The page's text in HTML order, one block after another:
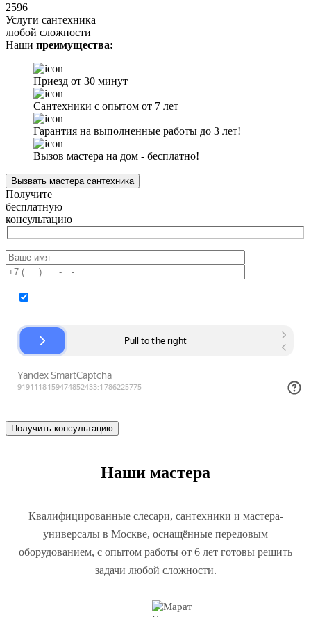
2596
Услуги сантехника
любой сложности
Наши преимущества:
Приезд от 30 минут
Сантехники с опытом от 7 лет
Гарантия на выполненные работы до 3 лет!
Вызов мастера на дом - бесплатно!
Вызвать мастера сантехника
Получите
бесплатную
консультацию
Наши мастера
Квалифицированные слесари, сантехники и мастера-
универсалы в Москве, оснащённые передовым
оборудованием, с опытом работы от 6 лет готовы решить
задачи любой сложности.